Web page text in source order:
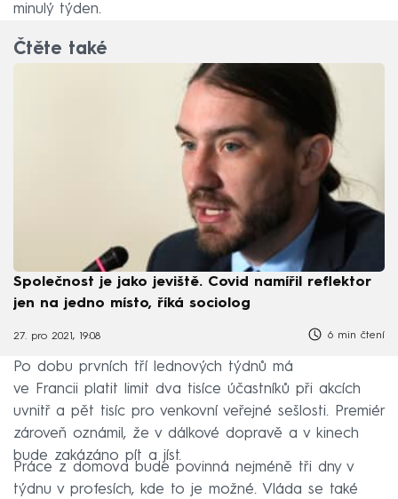
minulý týden.
Čtěte také
Společnost je jako jeviště. Covid namířil reflektor
jen na jedno místo, říká sociolog
27. pro 2021, 19:08 6 min čtení
Po dobu prvních tří lednových týdnů má
ve Francii platit limit dva tisíce účastníků při akcích
uvnitř a pět tisíc pro venkovní veřejné sešlosti. Premiér
zároveň oznámil, že v dálkové dopravě a v kinech
bude zakázáno pít a jíst.
Práce z domova bude povinná nejméně tři dny v
týdnu v profesích, kde to je možné. Vláda se také